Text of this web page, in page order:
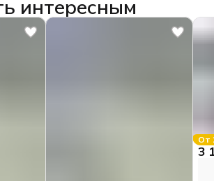
интересным
От
3